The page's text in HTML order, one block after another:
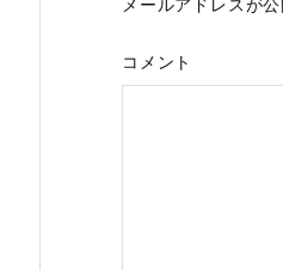
メールアドレスが
コメント